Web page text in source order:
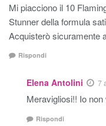
Mi piacciono il 10
Stunner della formula
Acquisterò sicuramente
Rispondi
Elena Antolini 7
Meravigliosi!! Io non
Rispondi